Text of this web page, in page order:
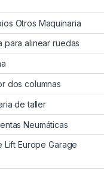
Otros Maquinaria
para alinear ruedas
dos columnas
de taller
Neumáticas
Lift Europe Garage